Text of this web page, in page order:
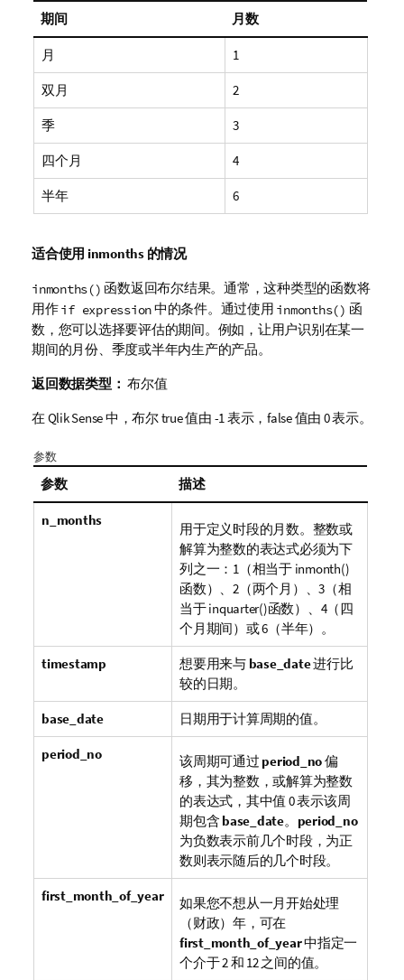
期间 月数
月 1
双月 2
季 3
四个月 4
半年 6
适合使用 inmonths的情况
inmonths() 函数返回布尔结果。通常，这种类型的函数将
用作if expression中的条件。通过使用 inmonths() 函
数，您可以选择要评估的期间。例如，让用户识别在某一
期间的月份、季度或半年内生产的产品。
返回数据类型： 布尔值
在 Qlik Sense中，布尔 true 值由 -1 表示，false 值由 0 表示。
参数
参数 描述
n_months
用于定义时段的月数。整数或
解算为整数的表达式必须为下
列之一：1（相当于 inmonth()
函数）、2（两个月）、3（相
当于inquarter()函数）、4（四
个月期间）或 6（半年）。
timestamp 想要用来与 base_date进行比
较的日期。
base_date 日期用于计算周期的值。
period_no 该周期可通过 period_no偏
移，其为整数，或解算为整数
的表达式，其中值 0 表示该周
期包含 base_date。 period_no
为负数表示前几个时段，为正
数则表示随后的几个时段。
first_month_of_year
如果您不想从一月开始处理
（财政）年，可在
first_month_of_year中指定一
个介于 2 和 12 之间的值。